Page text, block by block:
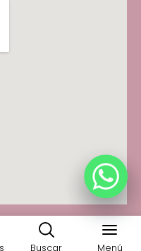
Buscar Menú
reservados